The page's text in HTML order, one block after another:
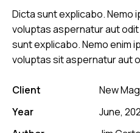
Dicta sunt explicabo. Nemo
voluptas aspernatur aut
sunt explicabo. Nemo enim
voluptas sit aspernatur aut
Client
New
Year
June,